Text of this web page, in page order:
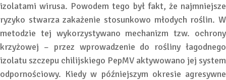
izolatami wirusa. Powodem tego był fakt, że najmniejsze
ryzyko stwarza zakażenie stosunkowo młodych roślin. W
metodzie tej wykorzystywano mechanizm tzw. ochrony
krzyżowej – przez wprowadzenie do rośliny łagodnego
izolatu szczepu chilijskiego PepMV aktywowano jej system
odpornościowy. Kiedy w późniejszym okresie agresywne